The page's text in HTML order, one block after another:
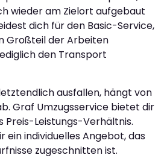
wieder am Zielort aufgebaut
dich für den Basic-Service,
Großteil der Arbeiten
den Transport
ausfallen, hängt von
Graf Umzugsservice bietet dir
Preis-Leistungs-Verhältnis.
ein individuelles Angebot, das
zugeschnitten ist.